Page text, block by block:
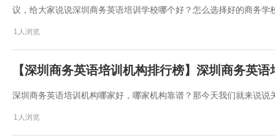
议，给大家说说深圳商务英语培训学校哪个好？怎么选择好的商务学
1人浏览
【深圳商务英语培训机构排行榜】深圳商务英
深圳商务英语培训机构哪家好，哪家机构靠谱？那今天我们就来说
1人浏览